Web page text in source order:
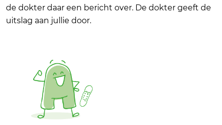
de dokter daar een bericht over. De dokter geeft de
uitslag aan jullie door.